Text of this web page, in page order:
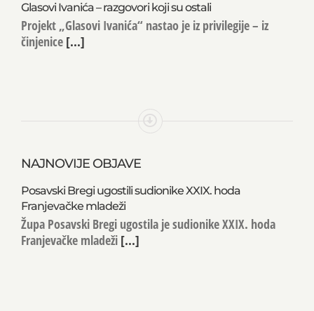
Glasovi Ivanića – razgovori koji su ostali
Projekt „Glasovi Ivanića“ nastao je iz privilegije – iz
činjenice [...]
NAJNOVIJE OBJAVE
Posavski Bregi ugostili sudionike XXIX. hoda
Franjevačke mladeži
Župa Posavski Bregi ugostila je sudionike XXIX. hoda
Franjevačke mladeži [...]